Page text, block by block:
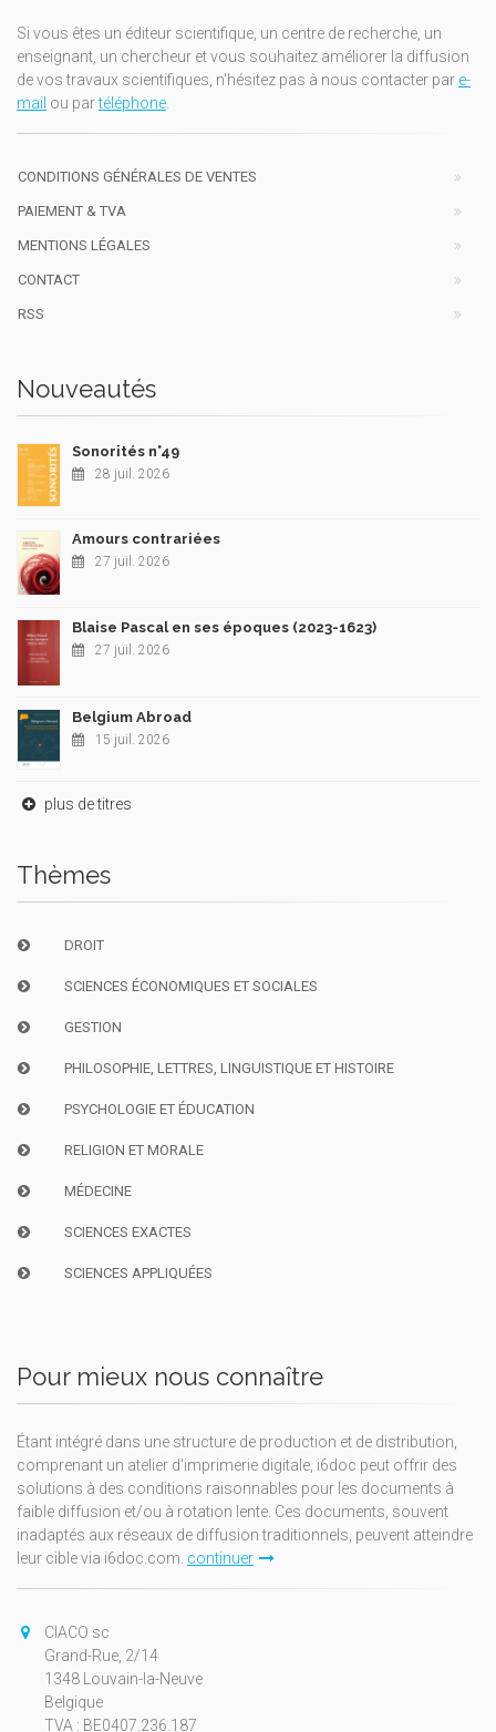
Si vous êtes un éditeur scientifique, un centre de recherche, un
enseignant, un chercheur et vous souhaitez améliorer la diffusion
de vos travaux scientifiques, n'hésitez pas à nous contacter par e-
mail ou partéléphone.
CONDITIONS GÉNÉRALES DE VENTES
PAIEMENT & TVA
MENTIONS LÉGALES
CONTACT
RSS
Nouveautés
Sonorités n°49
28 juil. 2026
Amours contrariées
27 juil. 2026
Blaise Pascal en ses époques (2023-1623)
27 juil. 2026
Belgium Abroad
15 juil. 2026
plus de titres
Thèmes
DROIT
SCIENCES ÉCONOMIQUES ET SOCIALES
GESTION
PHILOSOPHIE, LETTRES, LINGUISTIQUE ET HISTOIRE
PSYCHOLOGIE ET ÉDUCATION
RELIGION ET MORALE
MÉDECINE
SCIENCES EXACTES
SCIENCES APPLIQUÉES
Pour mieux nous connaître
Étant intégré dans une structure de production et de distribution,
comprenant un atelier d'imprimerie digitale, i6doc peut offrir des
solutions à des conditions raisonnables pour les documents à
faible diffusion et/ou à rotation lente. Ces documents, souvent
inadaptés aux réseaux de diffusion traditionnels, peuvent atteindre
leur cible via i6doc.com. continuer
CIACO sc
Grand-Rue, 2/14
1348 Louvain-la-Neuve
Belgique
TVA : BE0407.236.187